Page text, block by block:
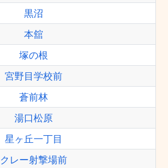
黒沼
本舘
塚の根
宮野目学校前
蒼前林
湯口松原
星ヶ丘一丁目
クレー射撃場前